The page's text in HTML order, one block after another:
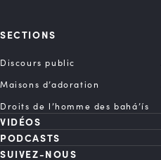
SECTIONS
Discours public
Maisons d’adoration
Droits de l’homme des bahá’ís
VIDÉOS
PODCASTS
SUIVEZ-NOUS